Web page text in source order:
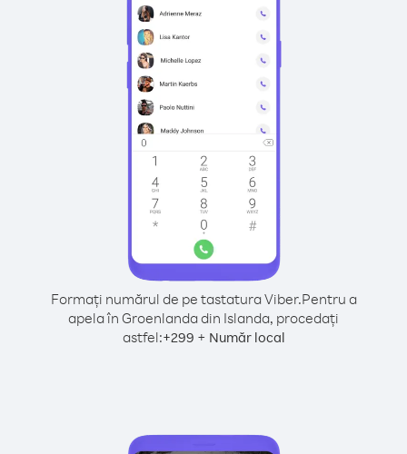
Formați numărul de pe tastatura Viber.Pentru a
apela în Groenlanda din Islanda, procedați
astfel:+299 + Număr local